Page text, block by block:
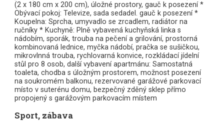
(2 x 180 cm x 200 cm), úložné prostory, gauč k posezení *
Obývací pokoj: Televize, sada sedadel. gauč k posezení *
Koupelna: Sprcha, umyvadlo se zrcadlem, radiátor na
ručníky * Kuchyně: Plně vybavená kuchyňská linka s
nádobím, sporák, trouba na pečení a grilování, prostorná
kombinovaná lednice, myčka nádobí, pračka se sušičkou,
mikrovlnná trouba, rychlovarná konvice, rozkládací jídelní
stůl pro 8 osob, další vybavení apartmánu: Samostatná
toaleta, chodba s úložným prostorem, možnost posezení
na soukromém balkonu, rezervované garážové parkovací
místo v suterénu domu, bezpečný zděný sklep přímo
propojený s garážovým parkovacím místem
Sport, zábava